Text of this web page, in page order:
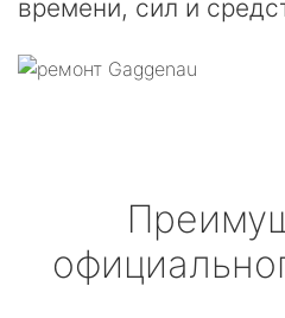
времени, сил и